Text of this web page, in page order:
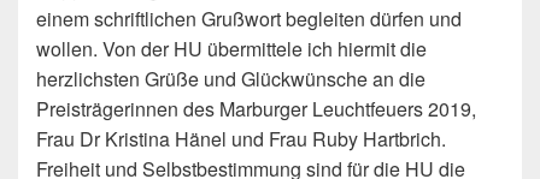
einem schriftlichen Grußwort begleiten dürfen und
wollen. Von der HU übermittele ich hiermit die
herzlichsten Grüße und Glückwünsche an die
Preisträgerinnen des Marburger Leuchtfeuers 2019,
Frau Dr Kristina Hänel und Frau Ruby Hartbrich.
Freiheit und Selbstbestimmung sind für die HU die